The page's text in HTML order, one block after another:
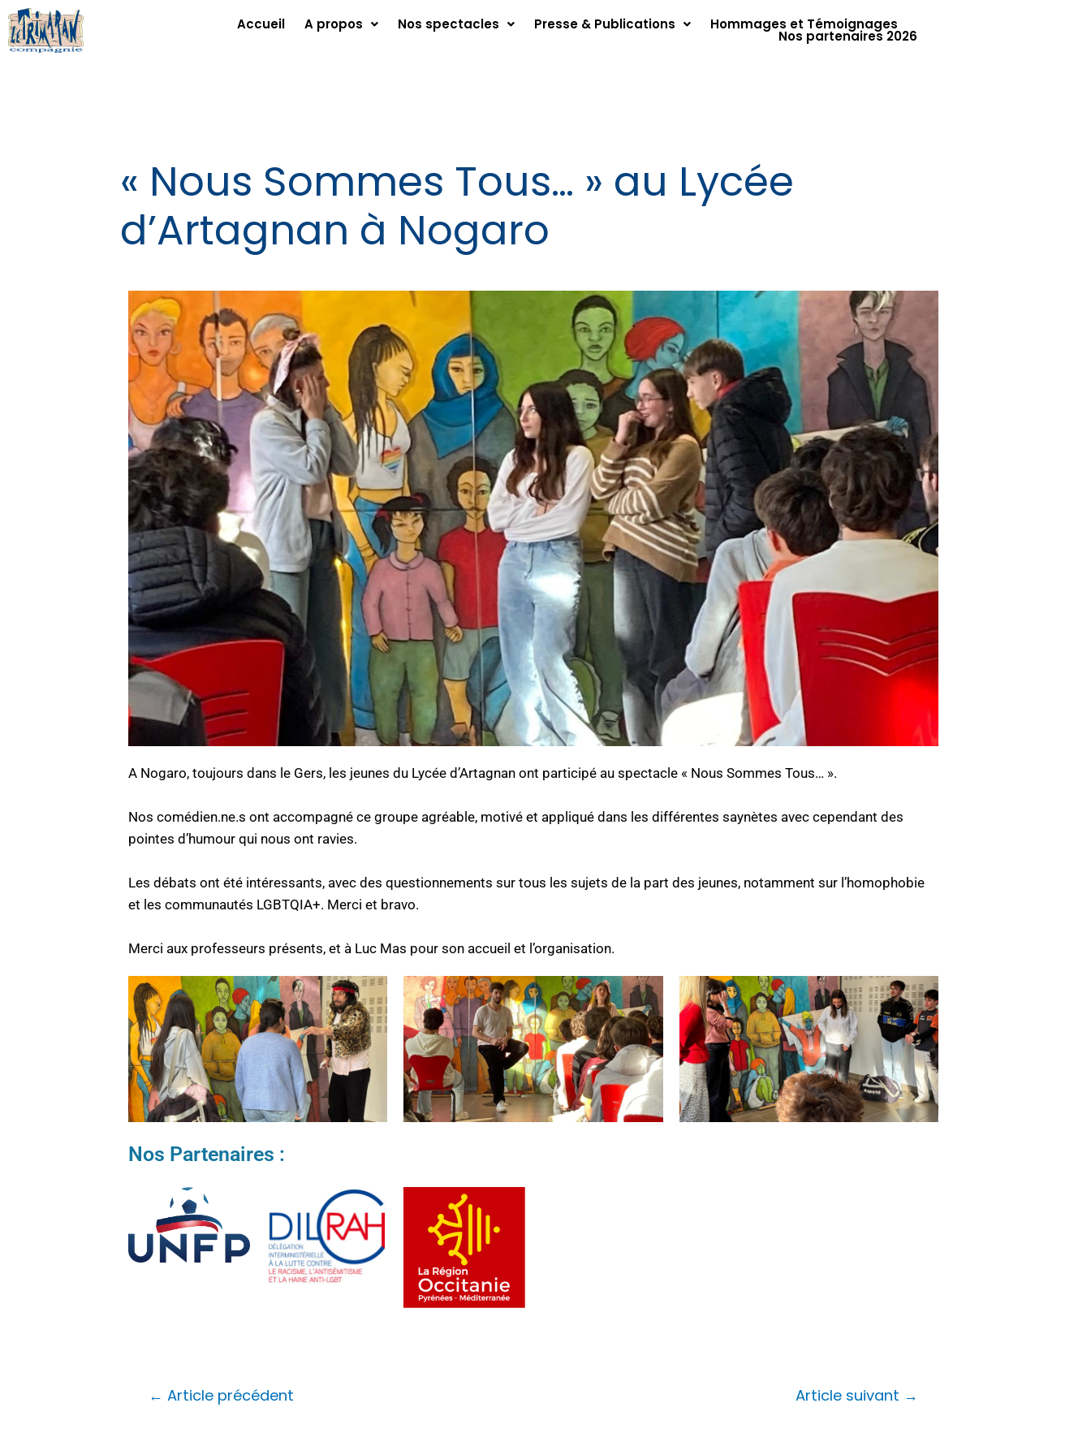
Accueil A propos Nos spectacles Presse & Publications Hommages et Témoignages
Nos partenaires 2026
« Nous Sommes Tous… » au Lycée
d’Artagnan à Nogaro
A Nogaro, toujours dans le Gers, les jeunes du Lycée d’Artagnan ont participé au spectacle « Nous Sommes Tous… ».
Nos comédien.ne.s ont accompagné ce groupe agréable, motivé et appliqué dans les différentes saynètes avec cependant des
pointes d’humour qui nous ont ravies.
Les débats ont été intéressants, avec des questionnements sur tous les sujets de la part des jeunes, notamment sur l’homophobie
et les communautés LGBTQIA+. Merci et bravo.
Merci aux professeurs présents, et à Luc Mas pour son accueil et l’organisation.
Nos Partenaires :
← Article précédent Article suivant →